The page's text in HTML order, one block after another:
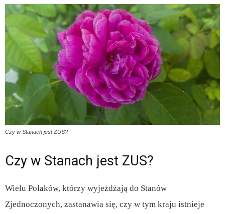
Czy w Stanach jest ZUS?
Czy w Stanach jest ZUS?
Wielu Polaków, którzy wyjeżdżają do Stanów
Zjednoczonych, zastanawia się, czy w tym kraju istnieje